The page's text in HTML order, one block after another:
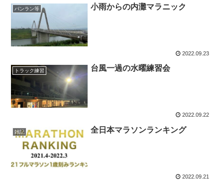
パンラン等 小雨からの内灘マラニック
2022.09.23
トラック練習 台風一過の水曜練習会
2022.09.22
雑記 全日本マラソンランキング
2022.09.21